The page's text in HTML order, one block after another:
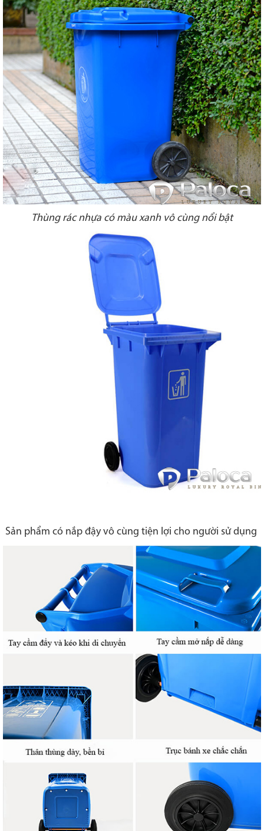
Thùng rác nhựa có màu xanh vô cùng nổi bật
Sản phẩm có nắp đậy vô cùng tiện lợi cho người sử dụng